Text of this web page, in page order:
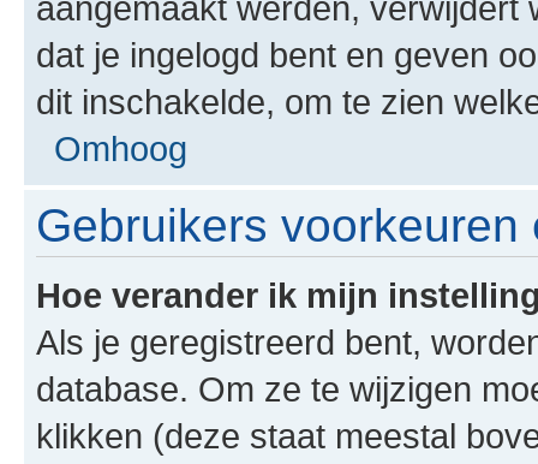
dat je ingelogd bent en geven
dit inschakelde, om te zien
Omhoog
Gebruikers voorkeuren
Hoe verander ik mijn
Als je geregistreerd bent,
database. Om ze te wijzigen
klikken (deze staat meestal